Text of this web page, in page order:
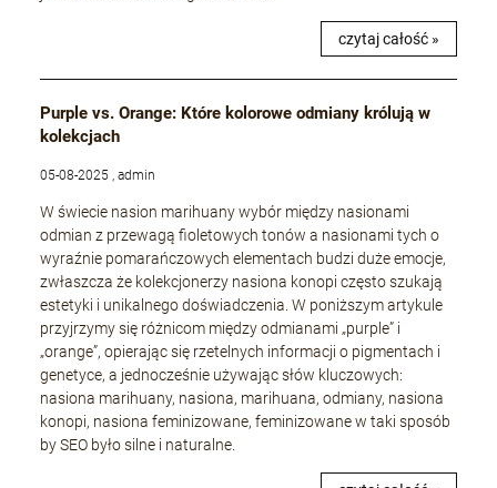
czytaj całość »
Purple vs. Orange: Które kolorowe odmiany królują w
kolekcjach
05-08-2025 , admin
W świecie nasion marihuany wybór między nasionami
odmian z przewagą fioletowych tonów a nasionami tych o
wyraźnie pomarańczowych elementach budzi duże emocje,
zwłaszcza że kolekcjonerzy nasiona konopi często szukają
estetyki i unikalnego doświadczenia. W poniższym artykule
przyjrzymy się różnicom między odmianami „purple” i
„orange”, opierając się rzetelnych informacji o pigmentach i
genetyce, a jednocześnie używając słów kluczowych:
nasiona marihuany, nasiona, marihuana, odmiany, nasiona
konopi, nasiona feminizowane, feminizowane w taki sposób
by SEO było silne i naturalne.